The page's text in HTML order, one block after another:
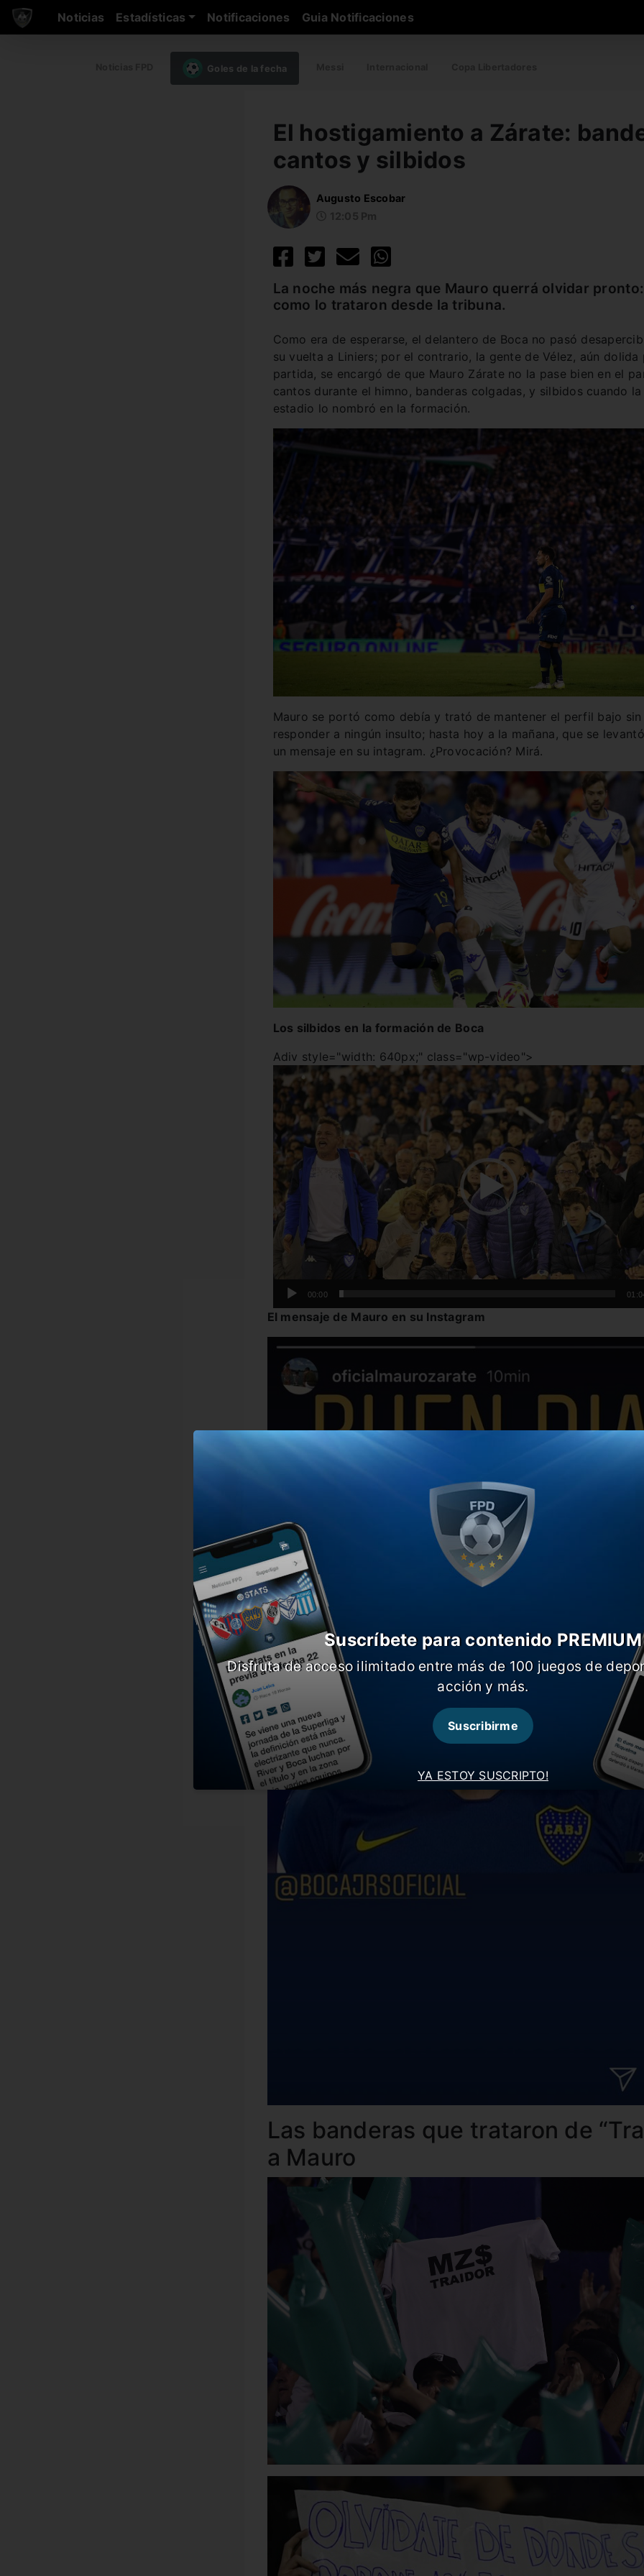
Noticias Estadísticas Notificaciones Guia Notificaciones
Goles de la fecha
El hostigamiento a Zárate:
cantos y silbidos
Augusto Escobar
La noche más negra que Mauro querrá olvidar
como lo trataron desde la tribuna.
Como era de esperarse, el delantero de Boca no pasó
su vuelta a Liniers; por el contrario, la gente de Vélez, aún dolida
partida, se encargó de que Mauro Zárate no la pase bien en el
cantos durante el himno, banderas colgadas, y silbidos cuando
estadio lo nombró en la formación.
Mauro se portó como debía y trató de mantener el perfil bajo sin
responder a ningún insulto; hasta hoy a la mañana, que se
un mensaje en su intagram. ¿Provocación? Mirá.
Los silbidos en la formación de Boca
Adiv style="width: 640px;" class="wp-video">
video
00:00
El mensaje de Mauro en su Instagram
Las banderas que trataron de
a Mauro
YA ESTOY SUSCRIPTO!
Suscríbete para contenido PREMIUM
Disfruta de acceso ilimitado entre más de 100 juegos de
acción y más.
Suscribirme